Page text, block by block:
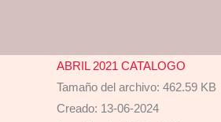
contenido
ABRIL 2021 CATALOGO
Tamaño del archivo: 462.59 KB
Creado: 13-06-2024